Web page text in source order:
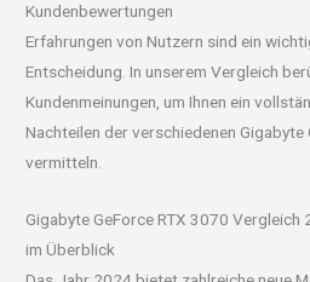
Kundenbewertungen
Erfahrungen von Nutzern sind ein
Entscheidung. In unserem Vergleich
Kundenmeinungen, um Ihnen ein
Nachteilen der verschiedenen Gigabyte
vermitteln.
Gigabyte GeForce RTX 3070
im Überblick